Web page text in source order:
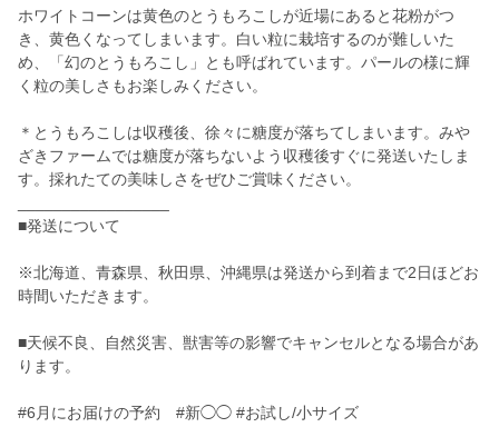
ホワイトコーンは黄色のとうもろこしが近場にあると花粉がつ
き、黄色くなってしまいます。白い粒に栽培するのが難しいた
め、「幻のとうもろこし」とも呼ばれています。パールの様に輝
く粒の美しさもお楽しみください。
＊とうもろこしは収穫後、徐々に糖度が落ちてしまいます。みや
ざきファームでは糖度が落ちないよう収穫後すぐに発送いたしま
す。採れたての美味しさをぜひご賞味ください。
■発送について
※北海道、青森県、秋田県、沖縄県は発送から到着まで2日ほどお
時間いただきます。
■天候不良、自然災害、獣害等の影響でキャンセルとなる場合があ
ります。
#6月にお届けの予約 #新◯◯ #お試し/小サイズ